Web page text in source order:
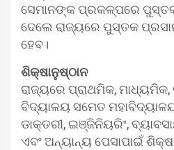
ସେମାନଙ୍କ ପ୍ରକଳ୍ପରେ
ଦେଲେ ରାଜ୍ୟରେ ପୁସ୍ତକ
ହେବ।
ଶିକ୍ଷାନୁଷ୍ଠାନ
ରାଜ୍ୟରେ ପ୍ରାଥମିକ,
ବିଦ୍ୟାଳୟ ସମେତ
ଡାକ୍ତରୀ, ଇଞ୍ଜିନିୟରିଂ,
ଏବଂ ଅନ୍ୟାନ୍ୟ ପେସାପାଇଁ